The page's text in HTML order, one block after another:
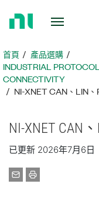
頁首頁
產品選購
INDUSTRIAL
CONNECTIVITY
NI-XNET CAN、LIN
NI-XNET CAN、
已更新 2026年7月6日